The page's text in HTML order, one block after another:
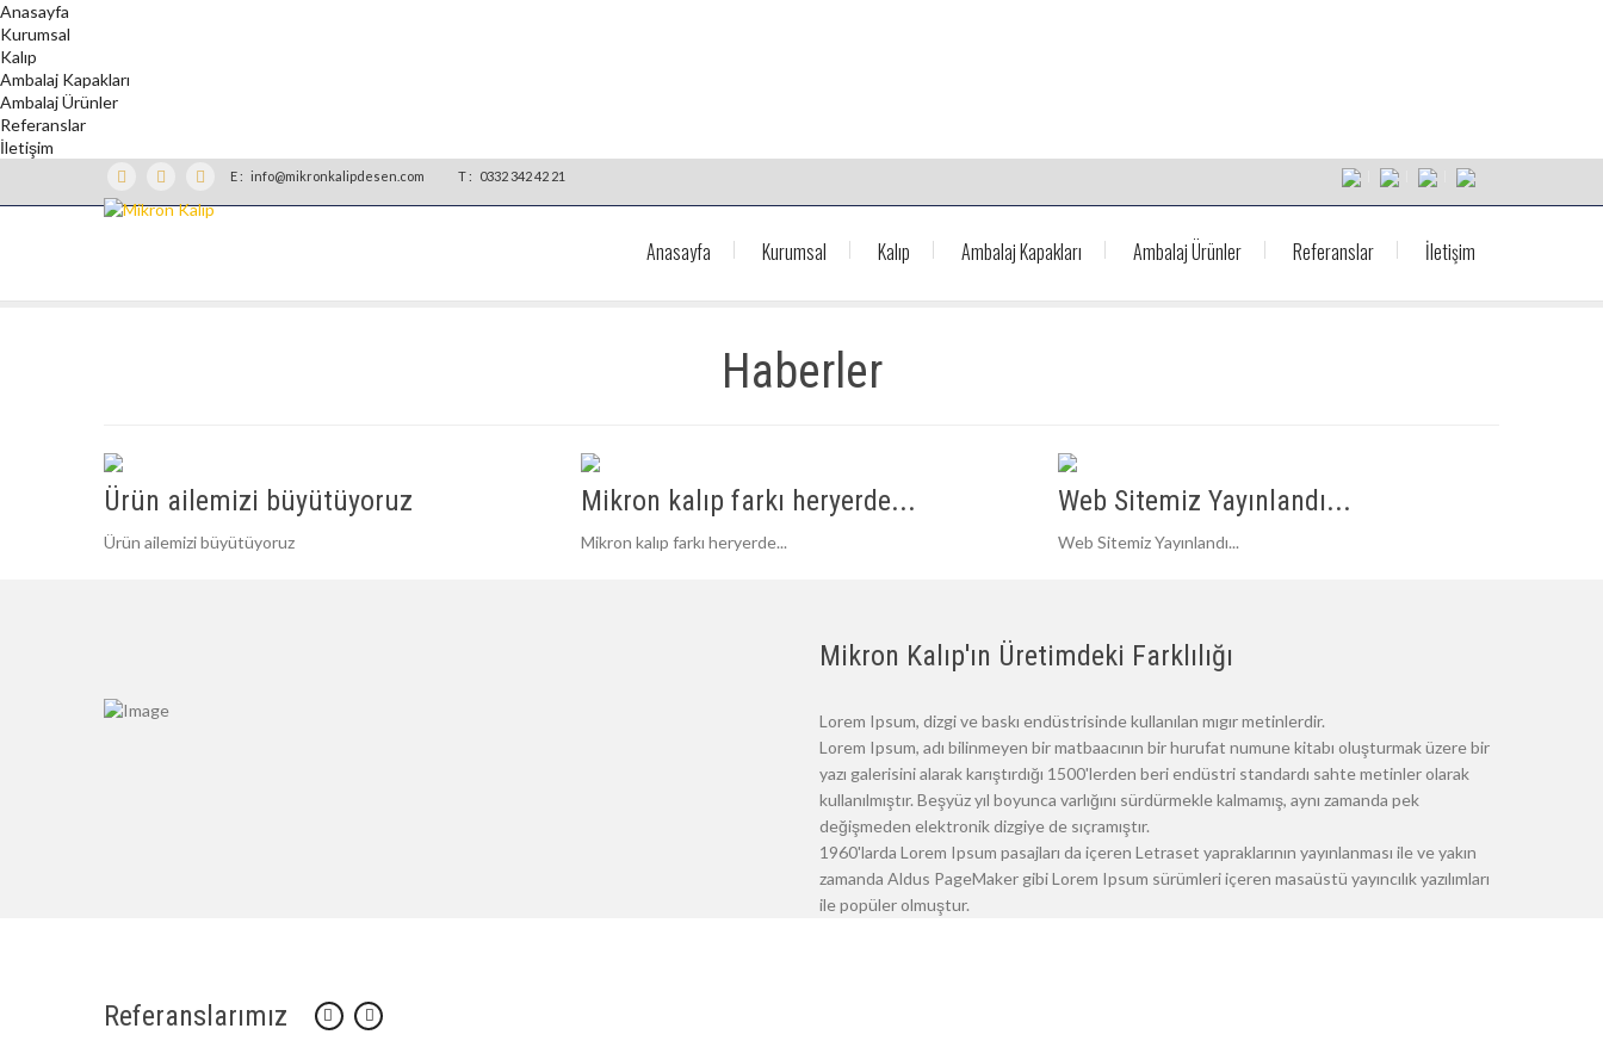
Anasayfa
Kurumsal
Kalıp
Ambalaj Kapakları
Ambalaj Ürünler
Referanslar
İletişim
E : info@mikronkalipdesen.com T : 0332 342 42 21
Anasayfa Kurumsal Kalıp Ambalaj Kapakları Ambalaj Ürünler Referanslar İletişim
Haberler
Ürün ailemizi büyütüyoruz
Ürün ailemizi büyütüyoruz
Mikron kalıp farkı heryerde...
Mikron kalıp farkı heryerde...
Web Sitemiz Yayınlandı...
Web Sitemiz Yayınlandı...
Mikron Kalıp'ın Üretimdeki Farklılığı
Lorem Ipsum, dizgi ve baskı endüstrisinde kullanılan mıgır metinlerdir.
Lorem Ipsum, adı bilinmeyen bir matbaacının bir hurufat numune kitabı oluşturmak üzere bir
yazı galerisini alarak karıştırdığı 1500'lerden beri endüstri standardı sahte metinler olarak
kullanılmıştır. Beşyüz yıl boyunca varlığını sürdürmekle kalmamış, aynı zamanda pek
değişmeden elektronik dizgiye de sıçramıştır.
1960'larda Lorem Ipsum pasajları da içeren Letraset yapraklarının yayınlanması ile ve yakın
zamanda Aldus PageMaker gibi Lorem Ipsum sürümleri içeren masaüstü yayıncılık yazılımları
ile popüler olmuştur.
Referanslarımız